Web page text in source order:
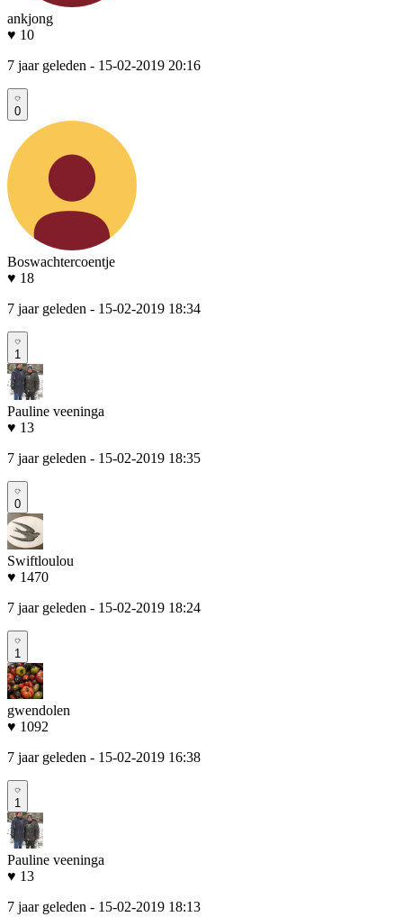
ankjong
♥ 10
7 jaar geleden - 15-02-2019 20:16
0
Boswachtercoentje
♥ 18
7 jaar geleden - 15-02-2019 18:34
1
Pauline veeninga
♥ 13
7 jaar geleden - 15-02-2019 18:35
0
Swiftloulou
♥ 1470
7 jaar geleden - 15-02-2019 18:24
1
gwendolen
♥ 1092
7 jaar geleden - 15-02-2019 16:38
1
Pauline veeninga
♥ 13
7 jaar geleden - 15-02-2019 18:13